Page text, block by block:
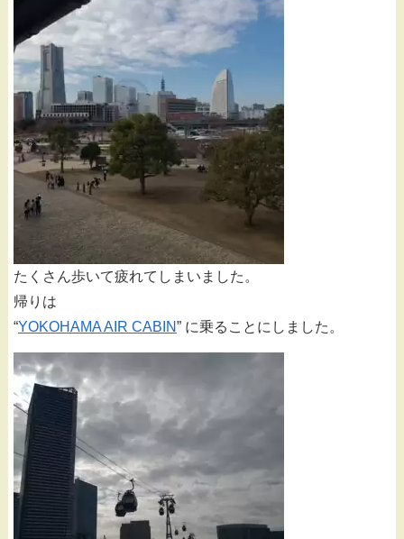
たくさん歩いて疲れてしまいました。
帰りは
“YOKOHAMA AIR CABIN” に乗ることにしました。